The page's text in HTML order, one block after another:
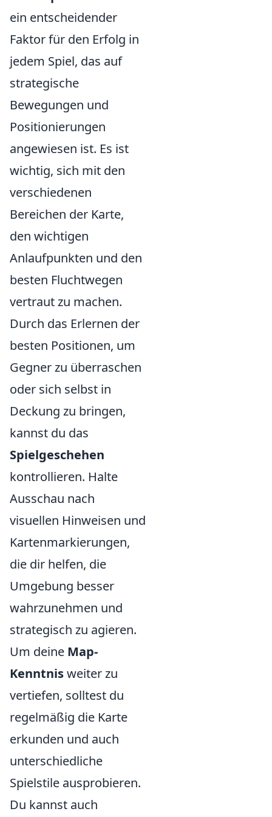
ein entscheidender
Faktor für den Erfolg in
jedem Spiel, das auf
strategische
Bewegungen und
Positionierungen
angewiesen ist. Es ist
wichtig, sich mit den
verschiedenen
Bereichen der Karte,
den wichtigen
Anlaufpunkten und den
besten Fluchtwegen
vertraut zu machen.
Durch das Erlernen der
besten Positionen, um
Gegner zu überraschen
oder sich selbst in
Deckung zu bringen,
kannst du das
Spielgeschehen
kontrollieren. Halte
Ausschau nach
visuellen Hinweisen und
Kartenmarkierungen,
die dir helfen, die
Umgebung besser
wahrzunehmen und
strategisch zu agieren.
Um deine Map-
Kenntnisweiter zu
vertiefen, solltest du
regelmäßig die Karte
erkunden und auch
unterschiedliche
Spielstile ausprobieren.
Du kannst auch